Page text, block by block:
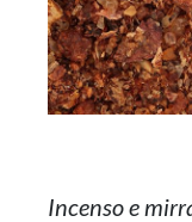
Incenso e